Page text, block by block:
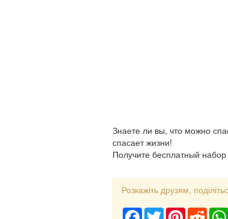
Знаете ли вы, что можно
спасает жизни!
Получите бесплатный набор
Розкажіть друзям,
Facebook
TwitterPinterest